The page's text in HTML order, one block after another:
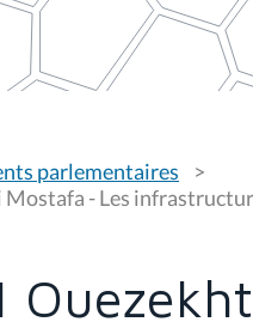
parlementaires
Mostafa - Les